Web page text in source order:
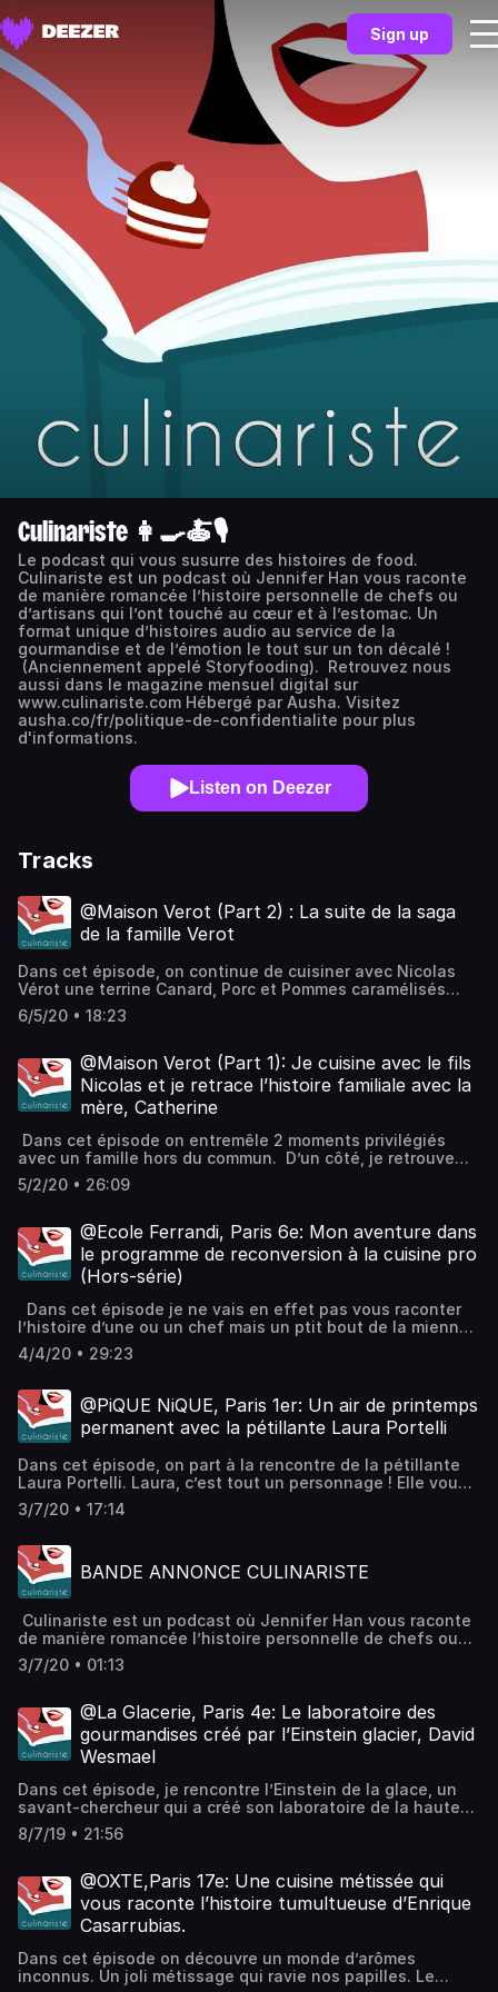
Sign up
Culinariste 👩‍🍳🍝🎙️
Le podcast qui vous susurre des histoires de food.
Culinariste est un podcast où Jennifer Han vous raconte
de manière romancée l’histoire personnelle de chefs ou
d’artisans qui l’ont touché au cœur et à l’estomac. Un
format unique d’histoires audio au service de la
gourmandise et de l’émotion le tout sur un ton décalé !
(Anciennement appelé Storyfooding). Retrouvez nous
aussi dans le magazine mensuel digital sur
www.culinariste.com Hébergé par Ausha. Visitez
ausha.co/fr/politique-de-confidentialite pour plus
d'informations.
Listen on Deezer
Tracks
@Maison Verot (Part 2) : La suite de la saga
de la famille Verot
Dans cet épisode, on continue de cuisiner avec Nicolas
Vérot une terrine Canard, Porc et Pommes caramélisés
comme-à-la-maison, et on va même pouvoir déguster à la
fin ! Et évidemment on retrouve Catherine la maman, pour
J’espère que cette 2eme partie vous plaira autant que la
première. C’est parti ! Hébergé par Ausha. Visitez
ausha.co/politique-de-confidentialite pour plus
d'informations.
6/5/20 • 18:23
@Maison Verot (Part 1): Je cuisine avec le fils
Nicolas et je retrace l’histoire familiale avec la
mère, Catherine
Dans cet épisode on entremêle 2 moments privilégiés
avec un famille hors du commun. D’un côté, je retrouve
Catherine Vérot pour papoter et de l’autre je cuisine avec
Nicolas Vérot une terrine au Canard, porc et pommes
couper en 2 parties, donc voici la première et vous aurez
la suite au prochain épisode !Hébergé par Ausha. Visitez
ausha.co/politique-de-confidentialite pour plus
d'informations.
5/2/20 • 26:09
@Ecole Ferrandi, Paris 6e: Mon aventure dans
le programme de reconversion à la cuisine pro
(Hors-série)
Dans cet épisode je ne vais en effet pas vous raconter
l’histoire d’une ou un chef mais un ptit bout de la mienne.
Suivez moi dans 3 semaines de formation professionnelle
dans la prestigieuse école de cuisine qu’on appelle même
Ferrandi ! Hébergé par Ausha. Visitez ausha.co/politique-
de-confidentialite pour plus d'informations.
4/4/20 • 29:23
@PiQUE NiQUE, Paris 1er: Un air de printemps
permanent avec la pétillante Laura Portelli
Dans cet épisode, on part à la rencontre de la pétillante
Laura Portelli. Laura, c’est tout un personnage ! Elle vous
éblouie par sa bonne humeur démonstrative et son rire
communicatif. Bref c’est un petit bout de femme qui peut
addiction sévère des plus inattendues...Hébergé par
Ausha. Visitez ausha.co/politique-de-confidentialite pour
plus d'informations.
3/7/20 • 17:14
BANDE ANNONCE CULINARISTE
Culinariste est un podcast où Jennifer Han vous raconte
de manière romancée l’histoire personnelle de chefs ou
d’artisans qui l'ont touché au cœur et à l’estomac.
Hébergé par Ausha. Visitez ausha.co/politique-de-
3/7/20 • 01:13
@La Glacerie, Paris 4e: Le laboratoire des
gourmandises créé par l’Einstein glacier, David
Wesmael
Dans cet épisode, je rencontre l’Einstein de la glace, un
savant-chercheur qui a créé son laboratoire de la haute
gourmandise. C’est le glacier du turfu comme disent les
moins de 20 ans. Viens avec moi découvrir La Glacerie de
___________________________________________ STORYFOODING Le
podcast qui vous susurre des histoires de food. Jen,
conteuse culinaire, part à la découverte de restaurants,
glaciers, artisans… de Paris qui naviguent dans la
gastronomie accessible pour vous raconter ses aventures,
ses sensations gustatives et l’histoire intime du chef. Un
format unique d’histoires audio romancées au service de
8/7/19 • 21:56
@OXTE,Paris 17e: Une cuisine métissée qui
vous raconte l’histoire tumultueuse d’Enrique
Casarrubias.
Dans cet épisode on découvre un monde d’arômes
inconnus. Un joli métissage qui ravie nos papilles. Le